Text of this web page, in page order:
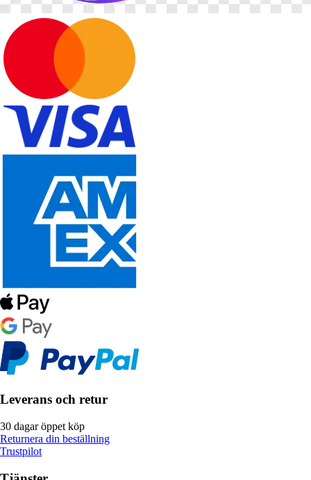
Leverans och retur
30 dagar öppet köp
Returnera din beställning
Trustpilot